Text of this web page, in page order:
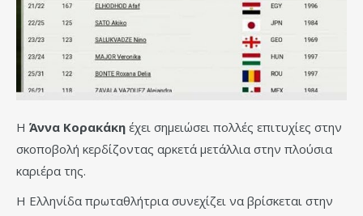
Η Άννα Κορακάκη έχει σημειώσει πολλές επιτυχίες στην
σκοποβολή κερδίζοντας αρκετά μετάλλια στην πλούσια
καριέρα της.
Η Ελληνίδα πρωταθλήτρια συνεχίζει να βρίσκεται στην